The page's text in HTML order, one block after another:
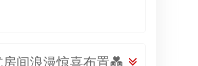
间浪漫惊喜布置💑